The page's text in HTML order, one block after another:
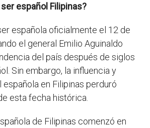
español Filipinas?
española oficialmente el 12 de
el general Emilio Aguinaldo
del país después de siglos
Sin embargo, la influencia y
en Filipinas perduró
esta fecha histórica.
de Filipinas comenzó en